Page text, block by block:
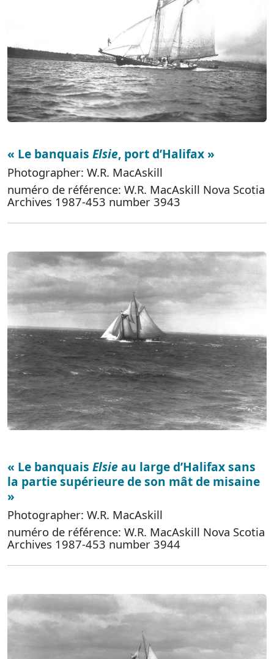
« Le banquais Elsie, port d’Halifax »
Photographer: W.R. MacAskill
numéro de référence: W.R. MacAskill Nova Scotia
Archives 1987-453 number 3943
« Le banquais Elsieau large d’Halifax sans
la partie supérieure de son mât de misaine
»
Photographer: W.R. MacAskill
numéro de référence: W.R. MacAskill Nova Scotia
Archives 1987-453 number 3944